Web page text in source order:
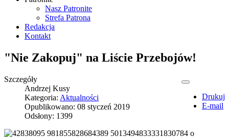
Nasz Patronite
Strefa Patrona
Redakcja
Kontakt
"Nie Zakopuj" na Liście Przebojów!
Drukuj
E-mail
Szczegóły
Andrzej Kusy
Kategoria: Aktualności
Opublikowano: 08 styczeń 2019
Odsłony: 1399